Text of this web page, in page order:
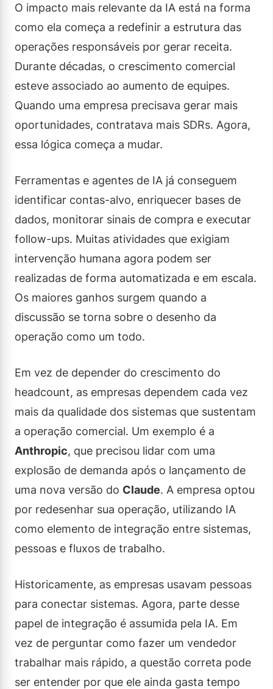
O impacto mais relevante da IA está na forma
como ela começa a redefinir a estrutura das
operações responsáveis por gerar receita.
Durante décadas, o crescimento comercial
esteve associado ao aumento de equipes.
Quando uma empresa precisava gerar mais
oportunidades, contratava mais SDRs. Agora,
essa lógica começa a mudar.
Ferramentas e agentes de IA já conseguem
identificar contas-alvo, enriquecer bases de
dados, monitorar sinais de compra e executar
follow-ups. Muitas atividades que exigiam
intervenção humana agora podem ser
realizadas de forma automatizada e em escala.
Os maiores ganhos surgem quando a
discussão se torna sobre o desenho da
operação como um todo.
Em vez de depender do crescimento do
headcount, as empresas dependem cada vez
mais da qualidade dos sistemas que sustentam
a operação comercial. Um exemplo é a
Anthropic, que precisou lidar com uma
explosão de demanda após o lançamento de
uma nova versão do Claude. A empresa optou
por redesenhar sua operação, utilizando IA
como elemento de integração entre sistemas,
pessoas e fluxos de trabalho.
Historicamente, as empresas usavam pessoas
para conectar sistemas. Agora, parte desse
papel de integração é assumida pela IA. Em
vez de perguntar como fazer um vendedor
trabalhar mais rápido, a questão correta pode
ser entender por que ele ainda gasta tempo